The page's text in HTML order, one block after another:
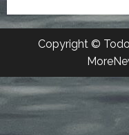
Copyright ©